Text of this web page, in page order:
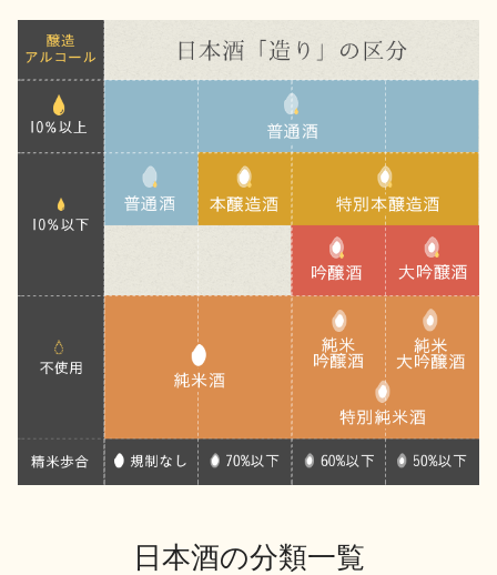
地酒川柳 地酒小説
日本酒の楽しみ方特集
地酒・イベント情報
日本酒の分類一覧